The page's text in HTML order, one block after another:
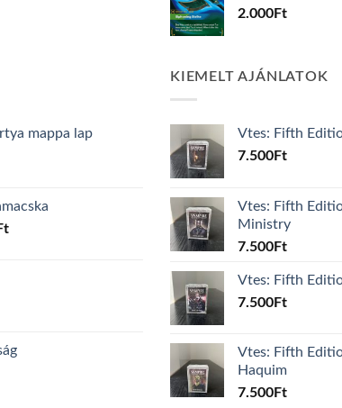
2.000Ft
mappa lap
Current
KIEMELT AJÁNLATOK
Vtes: Fifth
7.500Ft
Vtes: Fifth
Ministry
7.500Ft
Vtes: Fifth
7.500Ft
Vtes: Fifth
Haquim
7.500Ft